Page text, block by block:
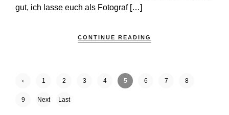
gut, ich lasse euch als Fotograf […]
CONTINUE READING
‹
Previ
1 2 3 4 5 6 7 8
9 Next Last